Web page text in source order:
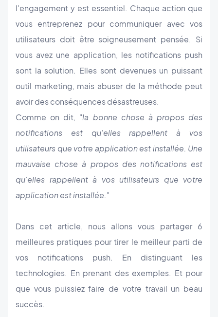
l'engagement y est essentiel. Chaque action que
vous entreprenez pour communiquer avec vos
utilisateurs doit être soigneusement pensée. Si
vous avez une application, les notifications push
sont la solution. Elles sont devenues un puissant
outil marketing, mais abuser de la méthode peut
avoir des conséquences désastreuses.
Comme on dit, "la bonne chose à propos des
notifications est qu'elles rappellent à vos
utilisateurs que votre application est installée. Une
mauvaise chose à propos des notifications est
qu'elles rappellent à vos utilisateurs que votre
application est installée."
Dans cet article, nous allons vous partager 6
meilleures pratiques pour tirer le meilleur parti de
vos notifications push. En distinguant les
technologies. En prenant des exemples. Et pour
que vous puissiez faire de votre travail un beau
succès.